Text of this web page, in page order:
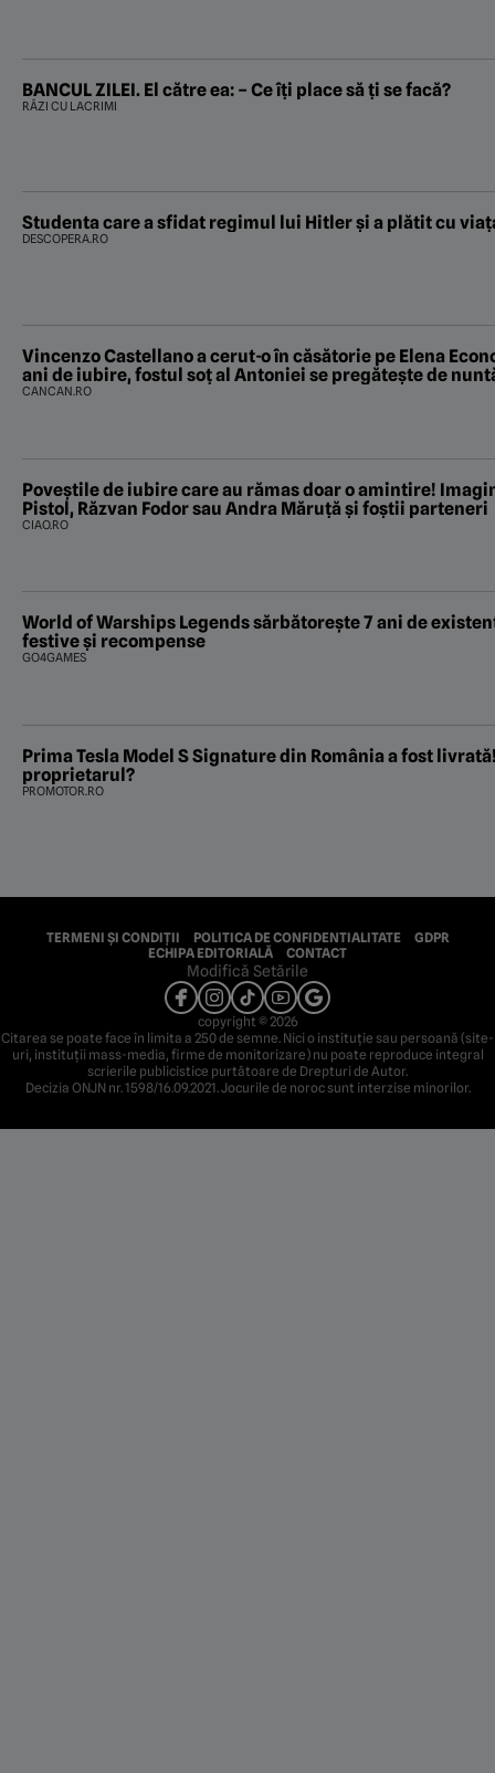
BANCUL ZILEI. El către ea: – Ce îți place să ți se facă?
RÂZI CU LACRIMI
Studenta care a sfidat regimul lui Hitler și a plătit cu
DESCOPERA.RO
Vincenzo Castellano a cerut-o în căsătorie pe Elena
ani de iubire, fostul soț al Antoniei se pregătește de
CANCAN.RO
Poveştile de iubire care au rămas doar o amintire!
Pistol, Răzvan Fodor sau Andra Măruţă şi foştii parteneri
CIAO.RO
World of Warships Legends sărbătorește 7 ani de
festive și recompense
GO4GAMES
Prima Tesla Model S Signature din România a fost
proprietarul?
PROMOTOR.RO
TERMENI ȘI CONDIȚII POLITICA DE CONFIDENTIALITATE
GDPR
ECHIPA EDITORIALĂ
CONTACT
Modifică Setările
copyright © 2026
Citarea se poate face în limita a 250 de semne. Nici o instituţie sau persoană (site-
uri, instituţii mass-media, firme de monitorizare) nu poate reproduce integral
scrierile publicistice purtătoare de Drepturi de Autor.
Decizia ONJN nr. 1598/16.09.2021. Jocurile de noroc sunt interzise minorilor.